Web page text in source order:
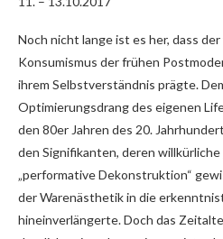
Noch nicht lange ist es her, dass
Konsumismus der frühen
ihrem Selbstverständnis prägte.
Optimierungsdrang des eigenen
den 80er Jahren des 20.
den Signifikanten, deren willkürliche
„performative Dekonstruktion“
der Warenästhetik in die
hineinverlängerte. Doch das